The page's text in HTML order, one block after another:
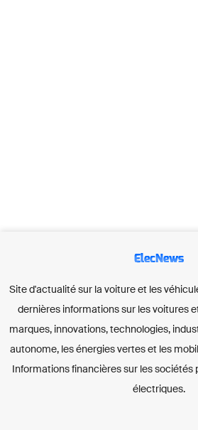
ElecNews
Site d'actualité sur la voiture et les
dernières informations sur les voitures
marques, innovations, technologies,
autonome, les énergies vertes et les
Informations financières sur les sociétés
électriques.